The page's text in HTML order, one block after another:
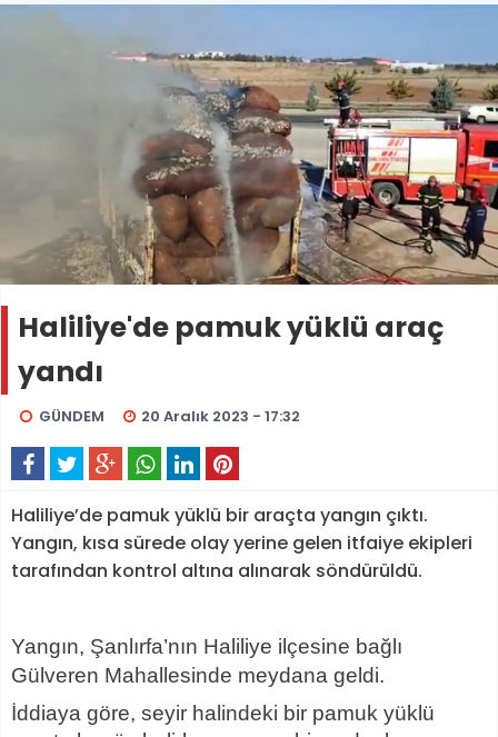
Haliliye'de pamuk yüklü araç
yandı
GÜNDEM 20 Aralık 2023 - 17:32
Haliliye’de pamuk yüklü bir araçta yangın çıktı.
Yangın, kısa sürede olay yerine gelen itfaiye ekipleri
tarafından kontrol altına alınarak söndürüldü.
Yangın, Şanlırfa’nın Haliliye ilçesine bağlı
Gülveren Mahallesinde meydana geldi.
İddiaya göre, seyir halindeki bir pamuk yüklü